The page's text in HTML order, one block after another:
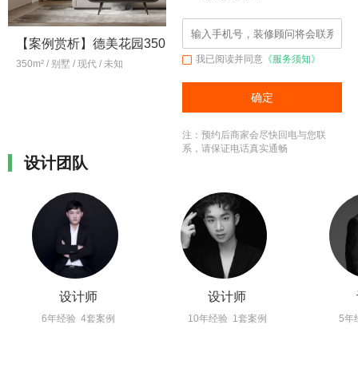
【案例赏析】德美花园350㎡，现代轻奢风，别墅装修
350m² / 别墅 / 现代 / 未知 50万
设计团队
设计师
6年经验 4套案例
设计师
10年经验 1套案例 5年
荣誉及奖项 2021《家装行业自律
公约》履约企业 2021家装行业信
用评价——家装企业五星级 2021
消费者信赖十大家居品牌装饰公司
2021浙江省服务业百强企业 2021
浙商全国500强 2019全国家装500
2022年第19届亚运会官方装修服务
供应商 2020全国家装企业信用五
星企业 2020中国建筑装饰协会住
宅装饰装修和部品产业分会副会长
单位 中国室内装饰协会CIDA理事
单位 全国工商联家具装饰业商会家
装专业委员会会员 国际室内建筑师
我已阅读并同意 《服务须知》
确定
注：预约后商家会尽快回电与您联
系，请保证电话真实通畅